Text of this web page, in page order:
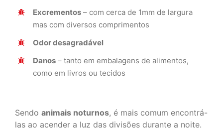
Excrementos – com cerca de 1mm de largura
mas com diversos comprimentos
Odor desagradável
Danos – tanto em embalagens de alimentos,
como em livros ou tecidos
Sendo animais noturnos, é mais comum encontrá-
las ao acender a luz das divisões durante a noite.